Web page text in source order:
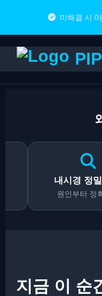
미해결 시 0
내시경 정밀 진단
원인부터 정확하게
지금 이 순